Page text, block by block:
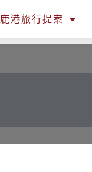
鹿港旅行提案